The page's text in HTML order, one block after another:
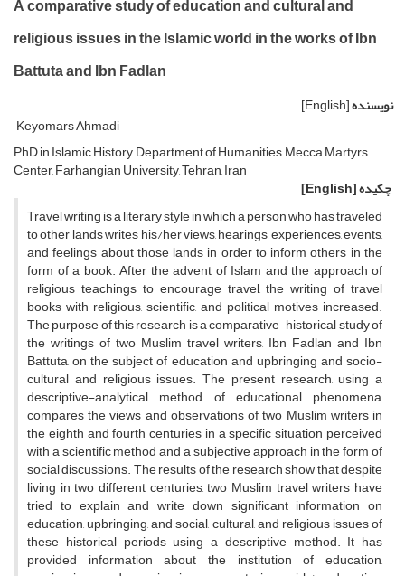
A comparative study of education and cultural and
religious issues in the Islamic world in the works of Ibn
Battuta and Ibn Fadlan
نویسنده[English]
Keyomars Ahmadi
PhD in Islamic History, Department of Humanities, Mecca Martyrs
Center, Farhangian University, Tehran, Iran
چکیده[English]
Travel writing is a literary style in which a person who has traveled
to other lands writes his/her views, hearings, experiences, events,
and feelings about those lands in order to inform others in the
form of a book.After the advent of Islam and the approach of
religious teachings to encourage travel, the writing of travel
books with religious, scientific, and political motives increased.
The purpose of this research is a comparative-historical study of
the writings of two Muslim travel writers, Ibn Fadlan and Ibn
Battuta, on the subject of education and upbringing and socio-
cultural and religious issues. The present research, using a
descriptive-analytical method of educational phenomena,
compares the views and observations of two Muslim writers in
the eighth and fourth centuries in a specific situation perceived
with a scientific method and a subjective approach in the form of
social discussions.The results of the research show that despite
living in two different centuries, two Muslim travel writers have
tried to explain and write down significant information on
education, upbringing, and social, cultural, and religious issues of
these historical periods using a descriptive method. It has
provided information about the institution of education,